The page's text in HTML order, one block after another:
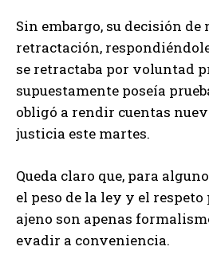
Sin embargo, su decisión
retractación,
se retractaba por voluntad
supuestamente poseía
obligó a rendir cuentas
justicia este martes.
Queda claro que, para
el peso de la ley y el
ajeno son apenas
evadir a conveniencia.